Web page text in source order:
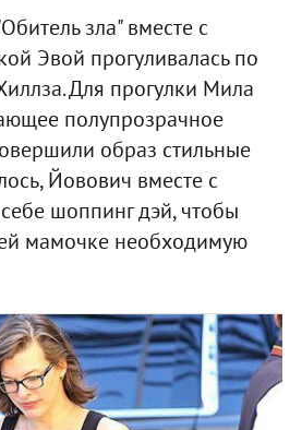
зла" вместе с
Эвой прогуливалась по
Для прогулки Мила
полупрозрачное
образ стильные
Йовович вместе с
шоппинг дэй, чтобы
мамочке необходимую